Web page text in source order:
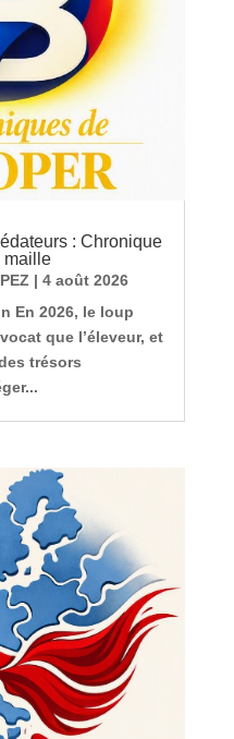
: Chronique
maille
| 4 août 2026
En 2026, le loup
que l’éleveur, et
trésors